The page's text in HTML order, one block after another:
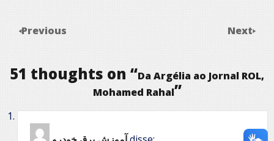
Previous Next
51 thoughts on “Da Argélia ao Jornal ROL,
Mohamed Rahal”